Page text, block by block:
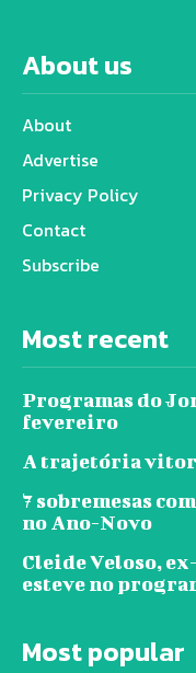
About us
About
Advertise
Privacy Policy
Contact
Subscribe
Most recent
Programas do
fevereiro
A trajetória
7 sobremesas
no Ano-Novo
Cleide Veloso,
esteve no
Most popular